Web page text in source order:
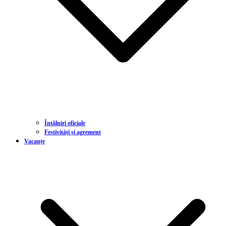
Întâlniri oficiale
Festivități și agrement
Vacanțe